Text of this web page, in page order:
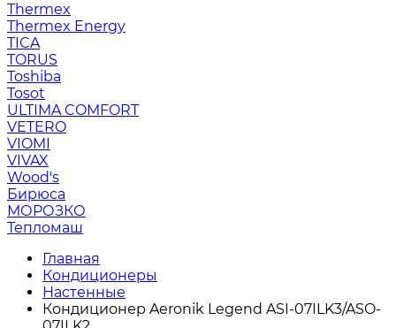
Thermex
Thermex Energy
TICA
TORUS
Toshiba
Tosot
ULTIMA COMFORT
VETERO
VIOMI
VIVAX
Wood's
Бирюса
МОРОЗКО
Тепломаш
Главная
Кондиционеры
Настенные
Кондиционер Aeronik Legend ASI-07ILK3/ASO-